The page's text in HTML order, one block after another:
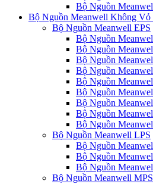
Bộ Nguồn
Bộ Nguồn Meanwell Không Vỏ
Bộ Nguồn Meanwell EPS
Bộ Nguồn
Bộ Nguồn
Bộ Nguồn
Bộ Nguồn
Bộ Nguồn
Bộ Nguồn
Bộ Nguồn
Bộ Nguồn
Bộ Nguồn
Bộ Nguồn Meanwell LPS
Bộ Nguồn
Bộ Nguồn
Bộ Nguồn
Bộ Nguồn Meanwell MPS